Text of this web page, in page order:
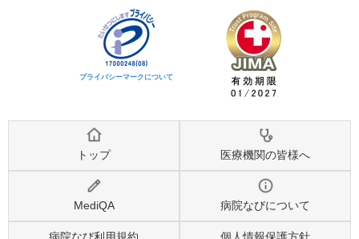
プライバシーマークについて
トップ 医療機関の皆様へ
MediQA 病院なびについて
病院なび利用規約 個人情報保護方針